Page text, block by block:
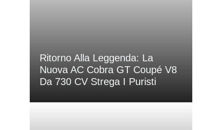
Ritorno Alla Leggenda: La
Nuova AC Cobra GT Coupé V8
Da 730 CV Strega I Puristi